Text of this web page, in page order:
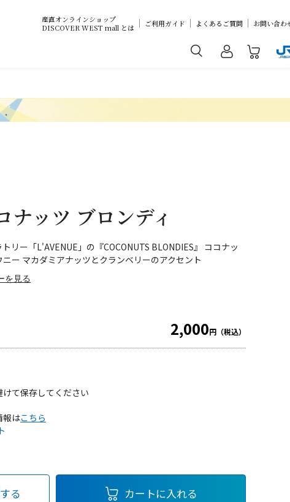
産直オンラインショップ
DISCOVER WEST mall とは
ご利用ガイド よくあるご質問 お問い合わ
リー「L'AVENUE」の『COCONUTS BLONDIES』 ココナッ
ー マカダミアナッツとクランベリーのアクセント
を見る
ナッツ ブロンディ
2,000円（税込）
て保存してください
カートに入れる
る
報はこちら